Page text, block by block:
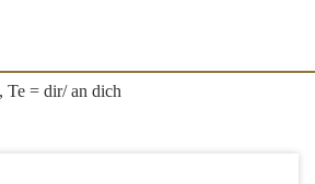
Te = dir/ an dich